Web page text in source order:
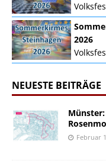
2026
NEUESTE BEITRÄGE
Februar